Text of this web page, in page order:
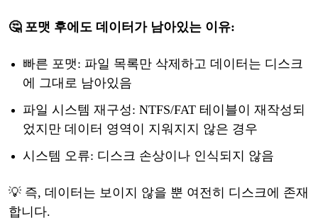
🤔 포맷 후에도 데이터가 남아있는 이유:
빠른 포맷: 파일 목록만 삭제하고 데이터는 디스크
에 그대로 남아있음
파일 시스템 재구성: NTFS/FAT 테이블이 재작성되
었지만 데이터 영역이 지워지지 않은 경우
시스템 오류: 디스크 손상이나 인식되지 않음
💡 즉, 데이터는 보이지 않을 뿐 여전히 디스크에 존재
합니다.